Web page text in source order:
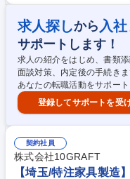
向け教育・公共施設什器の
補助、工程表作成と全体の進
配、施工指示および人員の
ト（予算）管理の徹底 ■自
に伴う打合せ対応 ■夜勤なし
の現場管理 募集職種 播磨町◇家具施工管理｜教育･公共施設向け/夜勤なし
◎/残業少なめ/神戸製鋼G
求人探しから 入
サポートします！
求人の紹介をはじめ、書類
面談対策、内定後の手続き
あなたの転職活動をサポート
登録してサポートを受
契約社員
株式会社10GRAFT
【埼玉/特注家具製造